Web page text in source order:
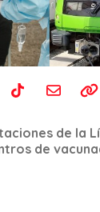
de la
de